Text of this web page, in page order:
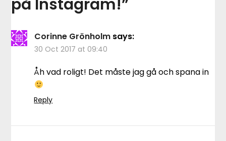
på Instagram!”
Corinne Grönholm says:
30 Oct 2017 at 09:40
Åh vad roligt! Det måste jag gå och spana in
Reply